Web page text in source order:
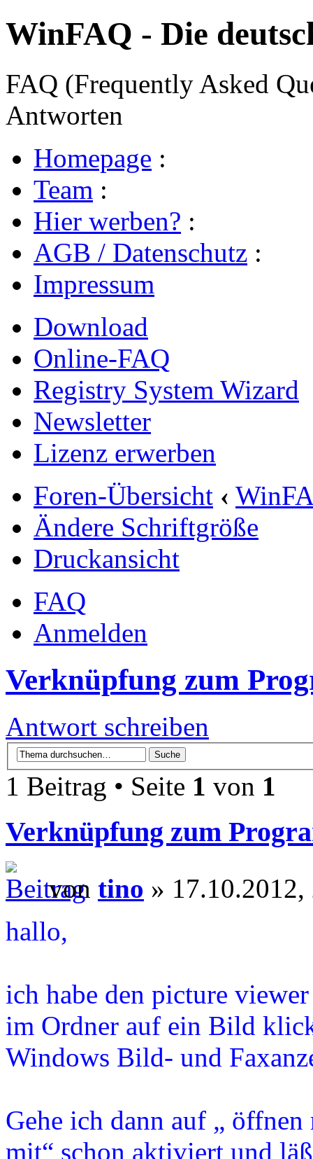
WinFAQ - Die
FAQ (Frequently Asked
Antworten
Homepage :
Team :
Hier werben? :
AGB / Datenschutz :
Impressum
Download
Online-FAQ
Registry System Wizard
Newsletter
Lizenz erwerben
Foren-Übersicht ‹
Ändere Schriftgröße
Druckansicht
FAQ
Anmelden
Verknüpfung zum
Antwort schreiben
1 Beitrag • Seite 1 von 1
Verknüpfung zum
von tino » 17.10.2012,
hallo,
ich habe den picture
im Ordner auf ein Bild
Windows Bild- und
Gehe ich dann auf „
mit“ schon aktiviert und